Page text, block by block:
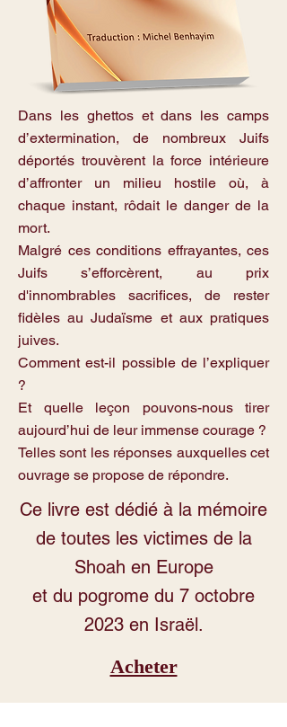
Dans les ghettos et dans les camps
d’extermination, de nombreux Juifs
déportés trouvèrent la force intérieure
d’affronter un milieu hostile où, à
chaque instant, rôdait le danger de la
mort.
Malgré ces conditions effrayantes, ces
Juifs s’efforcèrent, au prix
d'innombrables sacrifices, de rester
fidèles au Judaïsme et aux pratiques
juives.
Comment est-il possible de l’expliquer
?
Et quelle leçon pouvons-nous tirer
aujourd’hui de leur immense courage ?
Telles sont les réponses auxquelles cet
ouvrage se propose de répondre.
Ce livre est dédié à la mémoire
de toutes les victimes de la
Shoah en Europe
et du pogrome du 7 octobre
2023 en Israël.
Acheter